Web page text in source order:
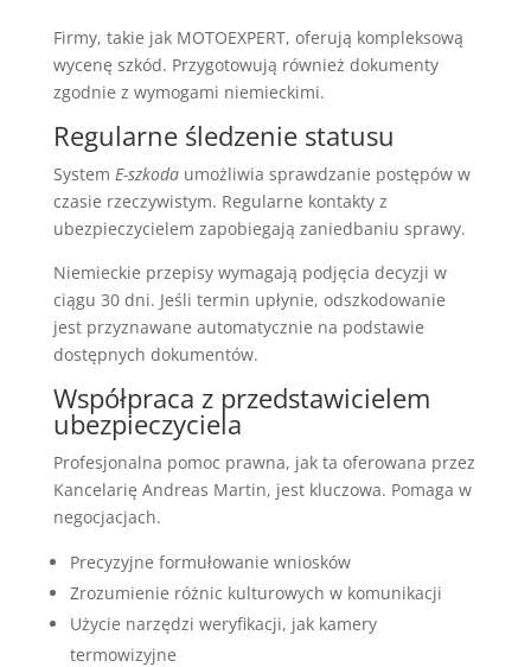
Firmy, takie jak MOTOEXPERT, oferują kompleksową
wycenę szkód. Przygotowują również dokumenty
zgodnie z wymogami niemieckimi.
Regularne śledzenie statusu
System E-szkodaumożliwia sprawdzanie postępów w
czasie rzeczywistym. Regularne kontakty z
ubezpieczycielem zapobiegają zaniedbaniu sprawy.
Niemieckie przepisy wymagają podjęcia decyzji w
ciągu 30 dni. Jeśli termin upłynie, odszkodowanie
jest przyznawane automatycznie na podstawie
dostępnych dokumentów.
Współpraca z przedstawicielem
ubezpieczyciela
Profesjonalna pomoc prawna, jak ta oferowana przez
Kancelarię Andreas Martin, jest kluczowa. Pomaga w
negocjacjach.
Precyzyjne formułowanie wniosków
Zrozumienie różnic kulturowych w komunikacji
Użycie narzędzi weryfikacji, jak kamery
termowizyjne